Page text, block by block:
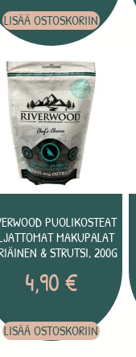
LISÄÄ OSTOSKORIIN
PUOLIKOSTEAT
MAKUPALAT
& STRUTSI, 200G
4,90€
LISÄÄ OSTOSKORIIN